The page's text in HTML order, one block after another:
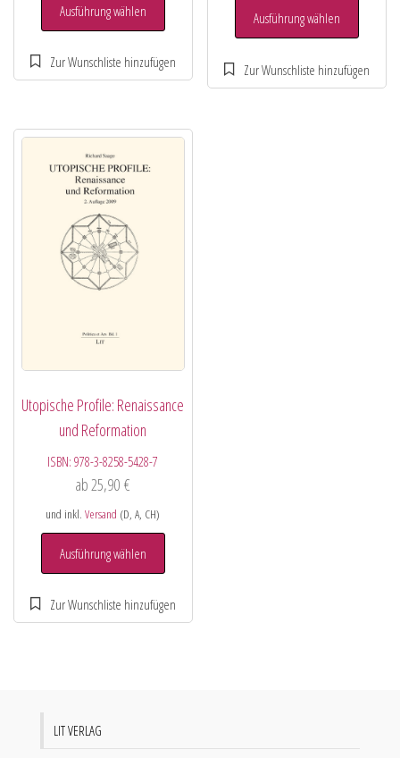
Ausführung wählen Ausführung wählen
Utopische Profile: Renaissance
und Reformation
ISBN:978-3-8258-5428-7
ab 25,90€
und inkl.Versand (D, A, CH)
Ausführung wählen
LIT VERLAG